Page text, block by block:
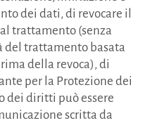
dei dati, di revocare il
trattamento (senza
del trattamento basata
della revoca), di
per la Protezione dei
dei diritti può essere
scritta da